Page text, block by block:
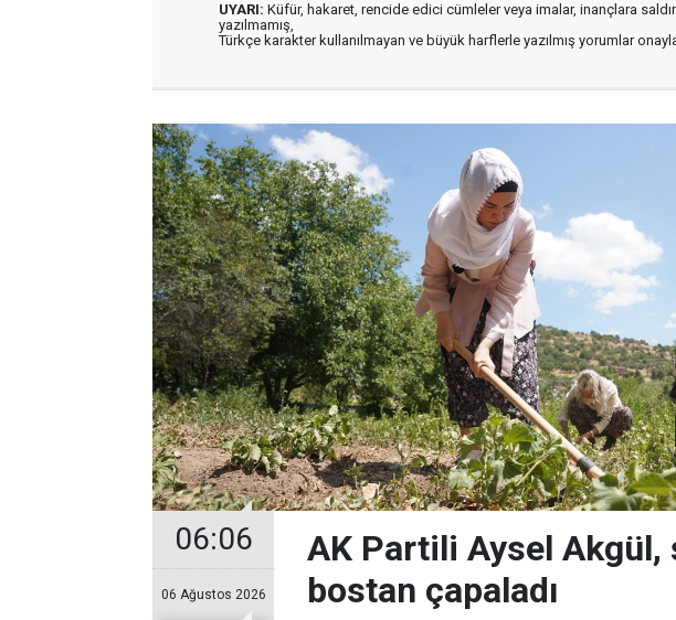
UYARI: Küfür, hakaret, rencide edici cümleler veya imalar, inançlara
yazılmamış,
Türkçe karakter kullanılmayan ve büyük harflerle yazılmış yorumlar
06:06
06 Ağustos 2026
AK Partili Aysel Akgül,
bostan çapaladı